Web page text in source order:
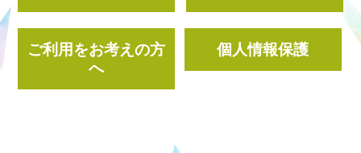
ご利用をお考えの方
へ
個人情報保護